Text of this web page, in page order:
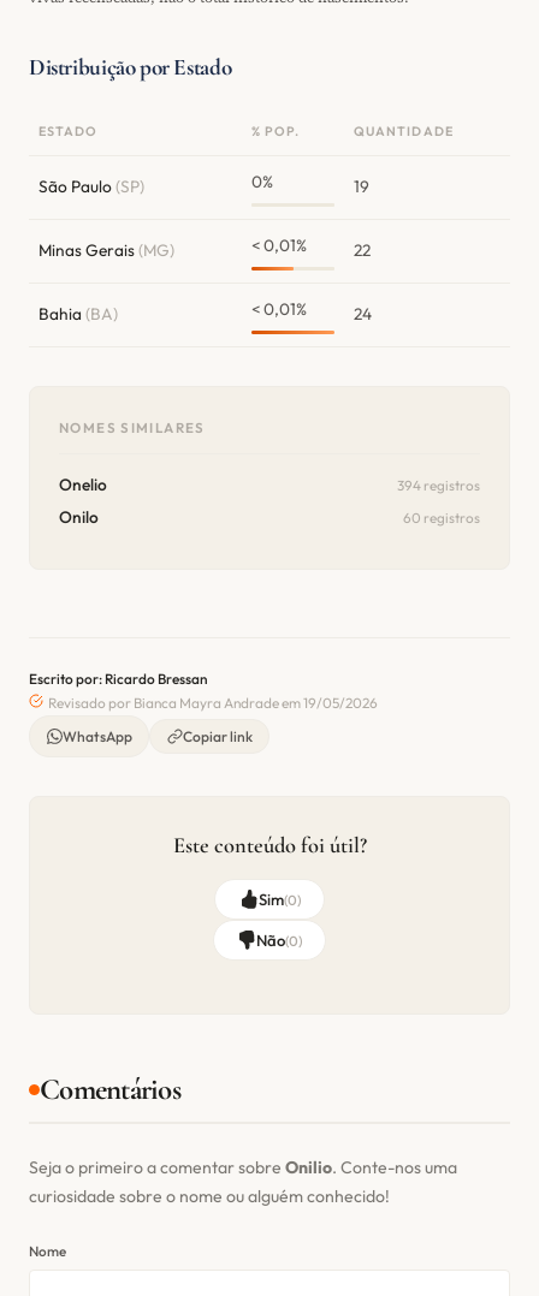
Distribuição por Estado
ESTADO % POP. QUANTIDADE
São Paulo(SP) 0% 19
Minas Gerais(MG) < 0,01% 22
Bahia (BA) < 0,01% 24
NOMES SIMILARES
Onelio 394 registros
Onilo 60 registros
Escrito por: Ricardo Bressan
Revisado por Bianca Mayra Andrade em 19/05/2026
WhatsApp
Copiar link
Este conteúdo foi útil?
Sim(0)
Não(0)
Comentários
Seja o primeiro a comentar sobre Onilio. Conte-nos uma
curiosidade sobre o nome ou alguém conhecido!
Nome